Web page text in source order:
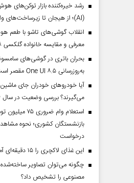
رشد خیره‌کننده بازار توکن‌های
(AI)؛ از هیجان تا زیرساخت‌های واقعی
انقلاب گوشی‌های تاشو‌ با طعم
معرفی و مقایسه خانواده گلکسی Z۸
بحران باتری در گوشی‌های
به‌روزرسانی One UI ۸.۵ مقصر است؟
آیا خودروهای خودران جای
می‌گیرند؟ بررسی وضعیت در سال ۲۰۲۶
استعلام وام ضروری ۷۵
بازنشستگان کشوری؛ نحوه
درخواست
این غذای لاکچری را ۱۵ دقیقه‌ای آماده کنید
چگونه می‌توان تصاویر
مصنوعی را تشخیص داد؟